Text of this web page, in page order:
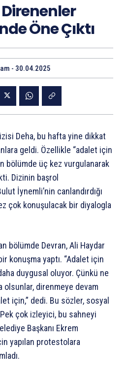
Öne Çıktı
- 30.04.2025
Deha, bu hafta yine dikkat
geldi. Özellikle “adalet için
bölümde üç kez vurgulanarak
Dizinin başrol
İynemli’nin canlandırdığı
çok konuşulacak bir diyalogla
bölümde Devran, Ali Haydar
konuşma yaptı. “Adalet için
duygusal oluyor. Çünkü ne
olsunlar, direnmeye devam
için,” dedi. Bu sözler, sosyal
Pek çok izleyici, bu sahneyi
Başkanı Ekrem
yapılan protestolara